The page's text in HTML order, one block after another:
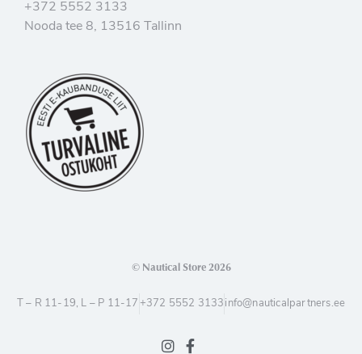
+372 5552 3133
Nooda tee 8, 13516 Tallinn
© Nautical Store 2026
T – R 11-19, L – P 11-17 +372 5552 3133 info@nauticalpartners.ee